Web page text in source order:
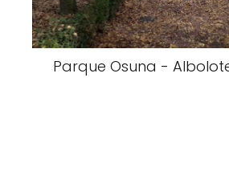
Parque Osuna -